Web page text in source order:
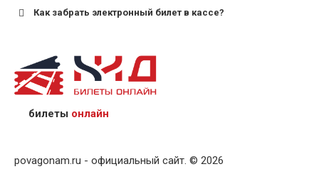
Как забрать электронный билет в кассе?
назвав кассиру 14-значный номер заказа;
предъявив удостоверение личности пассажира, на
кого оформлен билет.
билеты онлайн
povagonam.ru - официальный сайт. © 2026